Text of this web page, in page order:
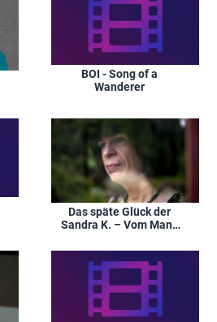
BOI - Song of a
Wanderer
Das späte Glück der
Sandra K. – Vom Mann